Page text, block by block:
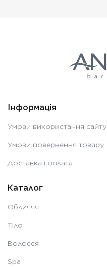
Інформація
Умови використання сайту
Умови повернення товару
Доставка і оплата
Каталог
Обличчя
Тіло
Волосся
Spa